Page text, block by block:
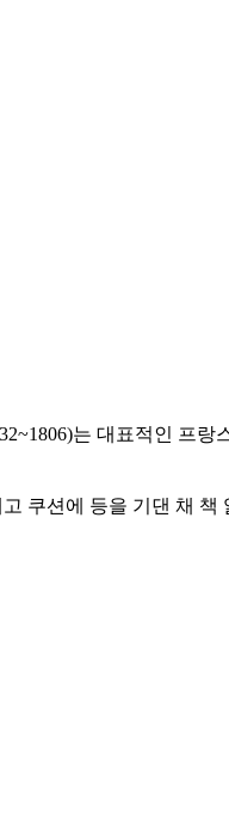
는 대표적인 프
쿠션에 등을 기댄 채 책